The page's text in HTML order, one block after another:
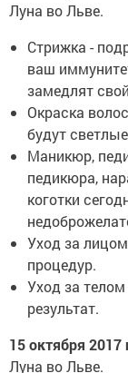
Луна во Льве.
Стрижка -
ваш
замедлят
Окраска
будут
Маникюр,
педикюра,
коготки
Уход за
процедур.
Уход за
результат.
15 октября 2017
Луна во Льве.